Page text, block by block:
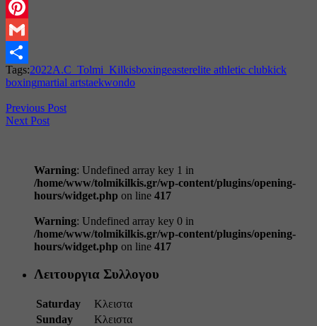
Twitter
Pinterest
Gmail
Share
Tags:2022A.C_Tolmi_Kilkisboxingeasterelite athletic clubkick
boxingmartial artstaekwondo
Previous Post
Next Post
Warning: Undefined array key 1 in
/home/www/tolmikilkis.gr/wp-content/plugins/opening-
hours/widget.php on line 417
Warning: Undefined array key 0 in
/home/www/tolmikilkis.gr/wp-content/plugins/opening-
hours/widget.php on line 417
Λειτουργια Συλλογου
Saturday
Κλειστα
Sunday
Κλειστα